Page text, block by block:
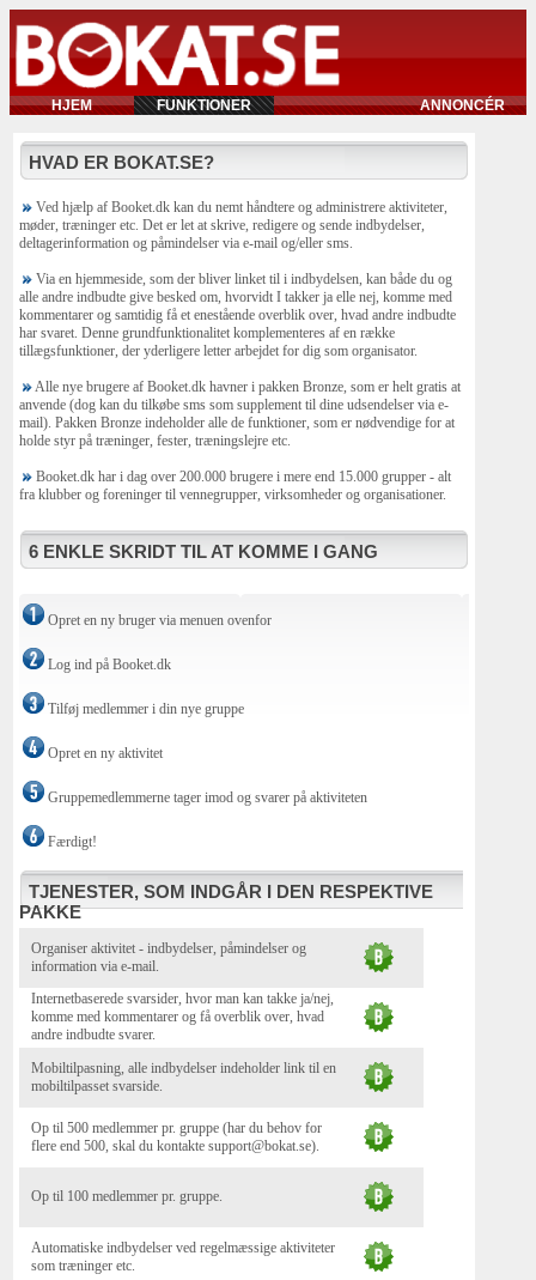
HJEM FUNKTIONER ANNONCÉR
HVAD ER BOKAT.SE?
Ved hjælp af Booket.dk kan du nemt håndtere og administrere aktiviteter,
møder, træninger etc. Det er let at skrive, redigere og sende indbydelser,
deltagerinformation og påmindelser via e-mail og/eller sms.
Via en hjemmeside, som der bliver linket til i indbydelsen, kan både du og
alle andre indbudte give besked om, hvorvidt I takker ja elle nej, komme med
kommentarer og samtidig få et enestående overblik over, hvad andre indbudte
har svaret. Denne grundfunktionalitet komplementeres af en række
tillægsfunktioner, der yderligere letter arbejdet for dig som organisator.
Alle nye brugere af Booket.dk havner i pakken Bronze, som er helt gratis at
anvende (dog kan du tilkøbe sms som supplement til dine udsendelser via e-
mail). Pakken Bronze indeholder alle de funktioner, som er nødvendige for at
holde styr på træninger, fester, træningslejre etc.
Booket.dk har i dag over 200.000 brugere i mere end 15.000 grupper - alt
fra klubber og foreninger til vennegrupper, virksomheder og organisationer.
6 ENKLE SKRIDT TIL AT KOMME I GANG
Opret en ny bruger via menuen ovenfor
Log ind på Booket.dk
Tilføj medlemmer i din nye gruppe
Opret en ny aktivitet
Gruppemedlemmerne tager imod og svarer på aktiviteten
Færdigt!
TJENESTER, SOM INDGÅR I DEN RESPEKTIVE
PAKKE
Organiser aktivitet - indbydelser, påmindelser og
information via e-mail.
Internetbaserede svarsider, hvor man kan takke ja/nej,
komme med kommentarer og få overblik over, hvad
andre indbudte svarer.
Mobiltilpasning, alle indbydelser indeholder link til en
mobiltilpasset svarside.
Op til 500 medlemmer pr. gruppe (har du behov for
flere end 500, skal du kontakte support@bokat.se).
Op til 100 medlemmer pr. gruppe.
Automatiske indbydelser ved regelmæssige aktiviteter
som træninger etc.